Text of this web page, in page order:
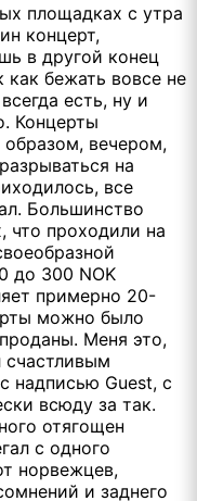
площадках с утра
концерт,
в другой конец
как бежать вовсе не
есть, ну и
Концерты
вечером,
на
все
Большинство
что проходили на
до 300 NOK
примерно 20-
можно было
Меня это,
счастливым
надписью Guest, с
всюду за так.
отягощен
с одного
норвежцев,
и заднего